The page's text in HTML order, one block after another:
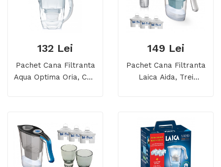
132 Lei
Pachet Cana Filtranta
Aqua Optima Oria, Cu 3
149 Lei
Pachet Cana Filtranta
Laica Aida, Trei